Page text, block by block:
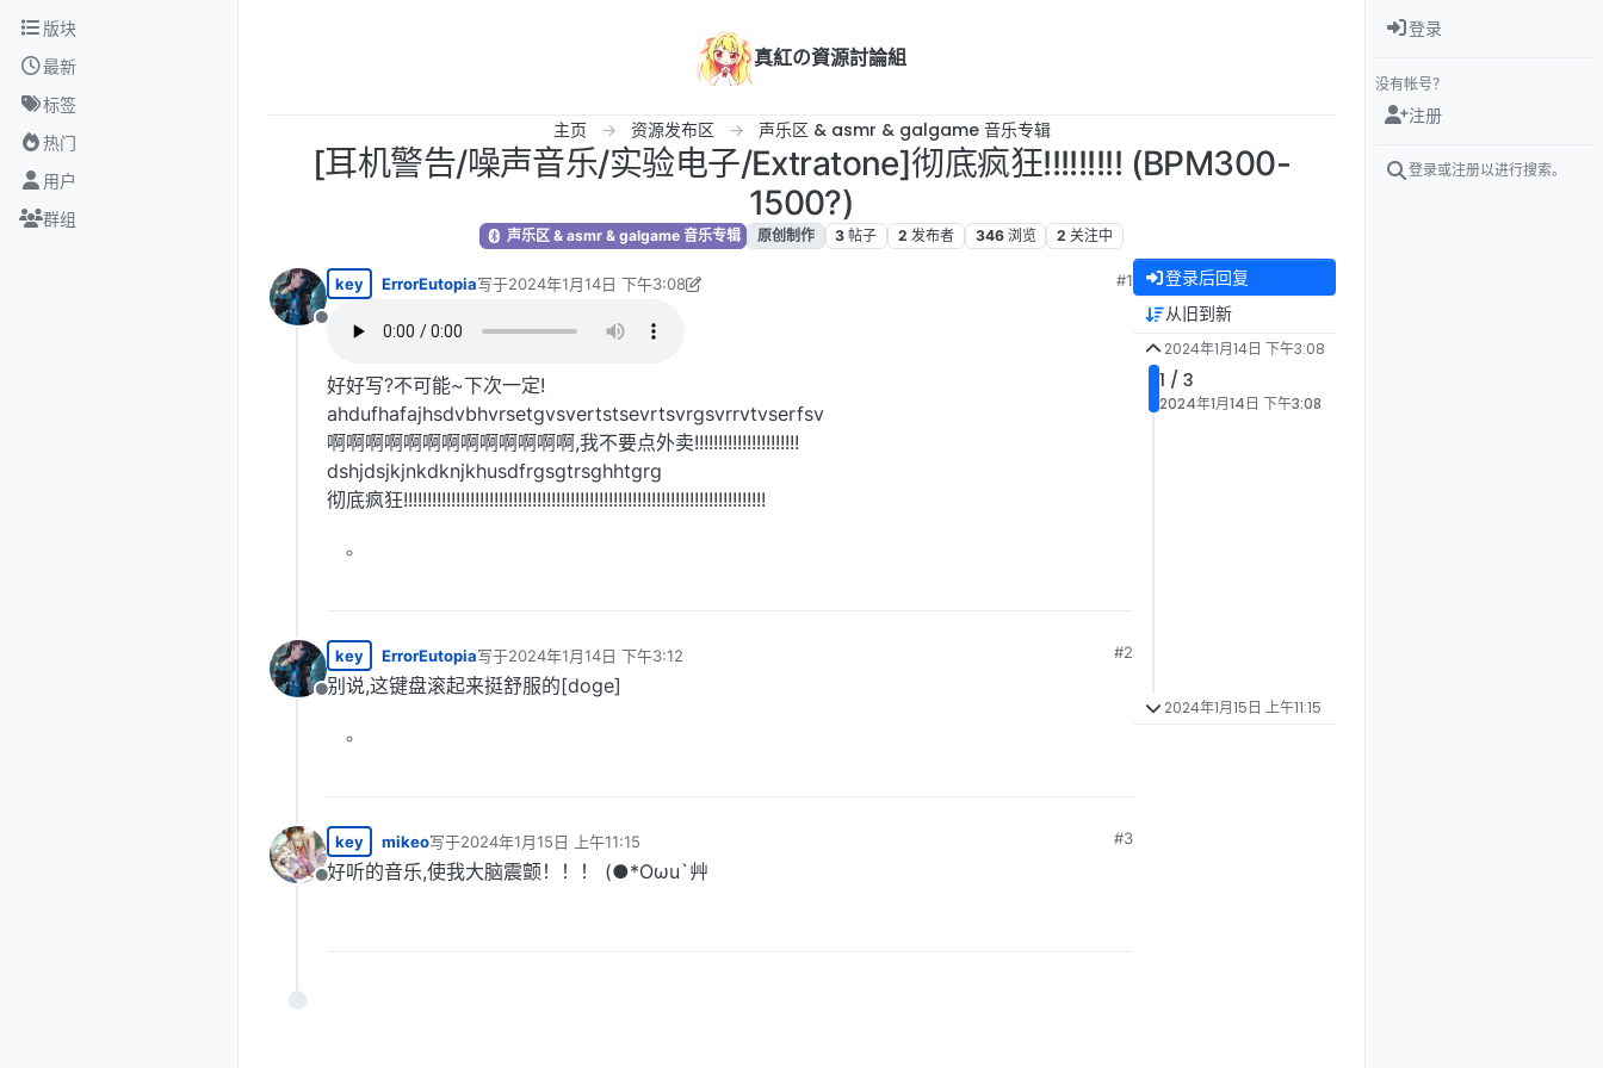
跳转至内容
版块
最新
标签
热门
用户
群组
真紅の資源討論組
主页 资源发布区 声乐区 & asmr & galgame 音乐专辑
[耳机警告/噪声音乐/实验电子/Extratone]彻底疯狂!!!!!!!!! (BPM300-
1500?)
声乐区 & asmr & galgame 音乐专辑 原创制作 3 帖子 2 发布者 346 浏览 2 关注中
离线
key ErrorEutopia写于2024年1月14日 下午3:08
最后由 ErrorEutopia 编辑2024年1月27日 下午3:09
#1
好好写?不可能~下次一定!
ahdufhafajhsdvbhvrsetgvsvertstsevrtsvrgsvrrvtvserfsv
啊啊啊啊啊啊啊啊啊啊啊啊啊,我不要点外卖!!!!!!!!!!!!!!!!!!!!!!
dshjdsjkjnkdknjkhusdfrgsgtrsghhtgrg
彻底疯狂!!!!!!!!!!!!!!!!!!!!!!!!!!!!!!!!!!!!!!!!!!!!!!!!!!!!!!!!!!!!!!!!!!!!!!!!!!!!
离线
key ErrorEutopia写于2024年1月14日 下午3:12
最后由 编辑
#2
别说,这键盘滚起来挺舒服的[doge]
离线
key mikeo写于2024年1月15日 上午11:15
最后由 编辑
#3
好听的音乐,使我大脑震颤！！！ (●*Oωu`艸
登录后回复
从旧到新
2024年1月14日 下午3:08
1 / 3
2024年1月14日 下午3:08
2024年1月15日 上午11:15
登录
没有帐号？
注册
登录或注册以进行搜索。